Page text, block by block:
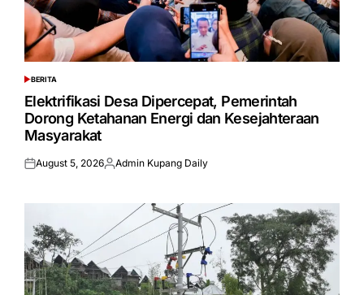
POSTED
IN
BERITA
Elektrifikasi Desa Dipercepat, Pemerintah
Dorong Ketahanan Energi dan Kesejahteraan
Masyarakat
Posted
August 5, 2026Posted
Admin Kupang Daily